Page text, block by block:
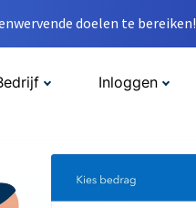
doelen te bereiken!
Inloggen